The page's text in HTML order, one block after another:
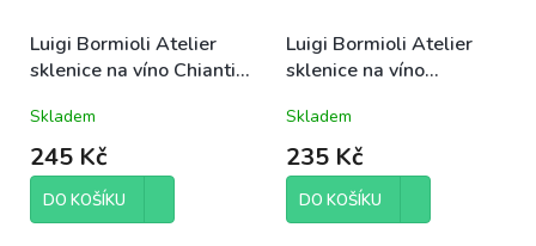
Luigi Bormioli Atelier
sklenice na víno Chianti
Skladem
245 Kč
DO KOŠÍKU
Luigi Bormioli Atelier
sklenice na víno
Skladem
235 Kč
DO KOŠÍKU